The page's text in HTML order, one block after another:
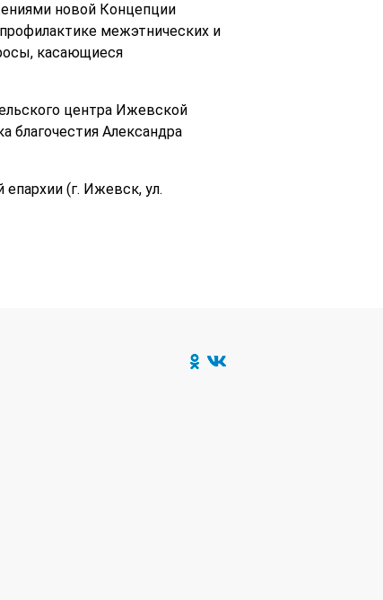
новой Концепции
межэтнических и
касающиеся
центра Ижевской
благочестия Александра
(г. Ижевск, ул.